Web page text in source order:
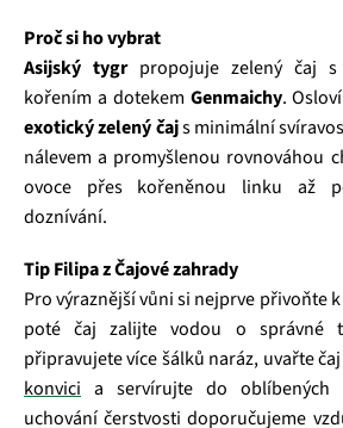
Proč si ho vybrat
Asijský tygrpropojuje zelený čaj s
kořením a dotekem Genmaichy.
exotický zelený čajs minimální
nálevem a promyšlenou rovnováhou
ovoce přes kořeněnou linku až
doznívání.
Tip Filipa z Čajové zahrady
Pro výraznější vůni si nejprve přivoňte
poté čaj zalijte vodou o správné
připravujete více šálků naráz, uvařte
konvici a servírujte do oblíbených
uchování čerstvosti doporučujeme